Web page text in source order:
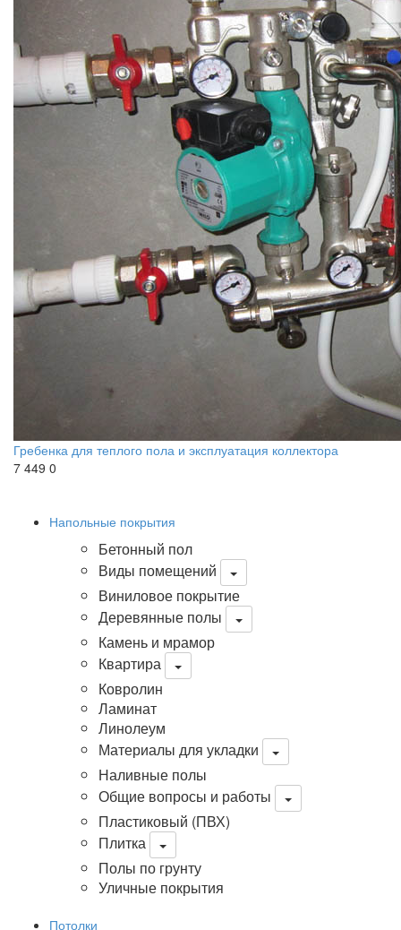
Гребенка для теплого пола и эксплуатация коллектора
7 449 0
Напольные покрытия
Бетонный пол
Виды помещений
Виниловое покрытие
Деревянные полы
Камень и мрамор
Квартира
Ковролин
Ламинат
Линолеум
Материалы для укладки
Наливные полы
Общие вопросы и работы
Пластиковый (ПВХ)
Плитка
Полы по грунту
Уличные покрытия
Потолки